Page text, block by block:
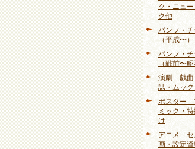
ク・ニュ
ク他
パンフ・
（平成〜）
パンフ・
（戦前〜昭
演劇 戯曲
誌・ムッ
ポスター
ミック・
け
アニメ セ
画・設定